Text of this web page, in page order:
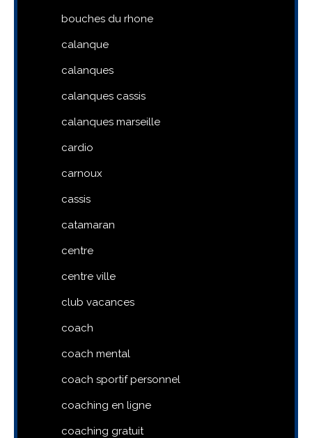
bouches du rhone
calanque
calanques
calanques cassis
calanques marseille
cardio
carnoux
cassis
catamaran
centre
centre ville
club vacances
coach
coach mental
coach sportif personnel
coaching en ligne
coaching gratuit